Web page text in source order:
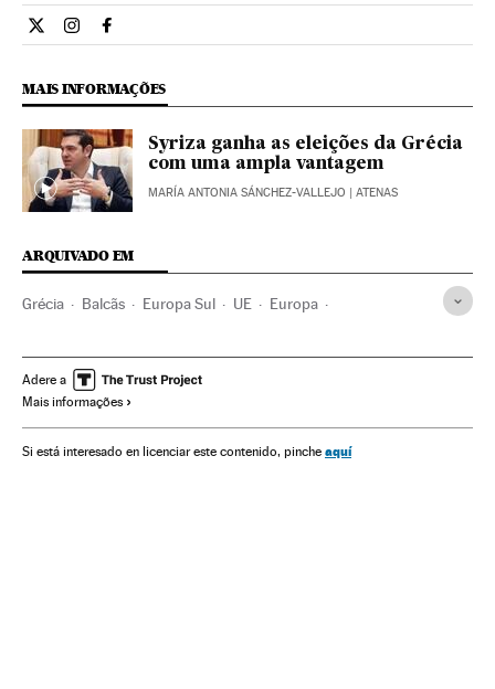
Internacional El País Brasil en Twitter
Internacional El País Brasil en Instagram
Internacional El País Brasil en Facebook
MAIS INFORMAÇÕES
Syriza ganha as eleições da Grécia
com uma ampla vantagem
MARÍA ANTONIA SÁNCHEZ-VALLEJO | ATENAS
ARQUIVADO EM
Grécia Balcãs Europa Sul UE Europa
Adere a
Mais informações
Si está interesado en licenciar este contenido, pinche aquí